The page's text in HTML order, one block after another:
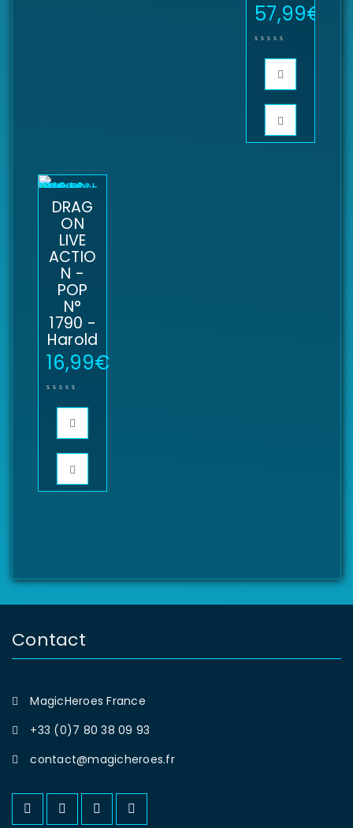
57,99€
DRAG
ON
LIVE
ACTIO
N -
POP
N°
1790 -
Harold
16,99€
Contact
MagicHeroes France
+33 (0)7 80 38 09 93
contact@magicheroes.fr